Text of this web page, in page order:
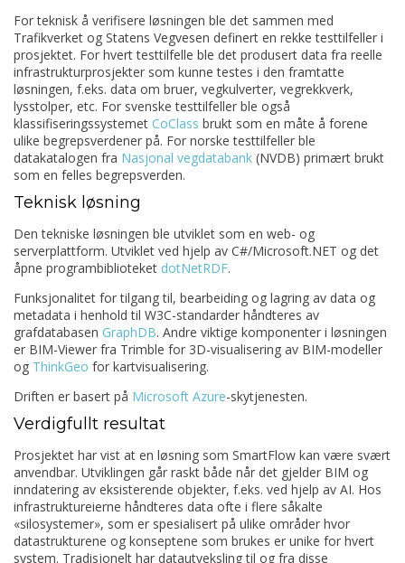
For teknisk å verifisere løsningen ble det sammen med
Trafikverket og Statens Vegvesen definert en rekke testtilfeller i
prosjektet. For hvert testtilfelle ble det produsert data fra reelle
infrastrukturprosjekter som kunne testes i den framtatte
løsningen, f.eks. data om bruer, vegkulverter, vegrekkverk,
lysstolper, etc. For svenske testtilfeller ble også
klassifiseringssystemet CoClass brukt som en måte å forene
ulike begrepsverdener på. For norske testtilfeller ble
datakatalogen fra Nasjonal vegdatabank (NVDB) primært brukt
som en felles begrepsverden.
Teknisk løsning
Den tekniske løsningen ble utviklet som en web- og
serverplattform. Utviklet ved hjelp av C#/Microsoft.NET og det
åpne programbiblioteket dotNetRDF.
Funksjonalitet for tilgang til, bearbeiding og lagring av data og
metadata i henhold til W3C-standarder håndteres av
grafdatabasen GraphDB. Andre viktige komponenter i løsningen
er BIM-Viewer fra Trimble for 3D-visualisering av BIM-modeller
og ThinkGeo for kartvisualisering.
Driften er basert på Microsoft Azure-skytjenesten.
Verdigfullt resultat
Prosjektet har vist at en løsning som SmartFlow kan være svært
anvendbar. Utviklingen går raskt både når det gjelder BIM og
inndatering av eksisterende objekter, f.eks. ved hjelp av AI. Hos
infrastruktureierne håndteres data ofte i flere såkalte
«silosystemer», som er spesialisert på ulike områder hvor
datastrukturene og konseptene som brukes er unike for hvert
system. Tradisjonelt har datautveksling til og fra disse